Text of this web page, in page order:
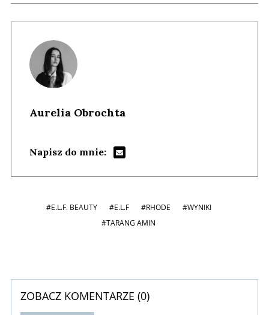
Aurelia Obrochta
Napisz do mnie:
#E.L.F. BEAUTY #E.L.F #RHODE
#WYNIKI
#TARANG AMIN
ZOBACZ KOMENTARZE (0)